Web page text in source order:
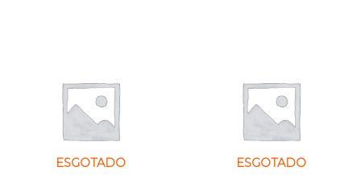
ESGOTADO ESGOTADO